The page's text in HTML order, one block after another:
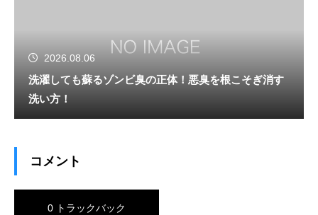
2026.08.06
洗濯しても蘇るゾンビ臭の正体！悪臭を根こそぎ消す
洗い方！
コメント
0 トラックバック